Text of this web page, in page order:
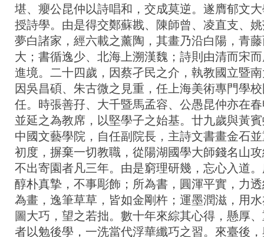
堪、癭公昆仲以詩唱和，交成莫逆。遂膺郁文
授詩學。由是得交鄭蘇戡、陳師曾、凌直支、
夢白諸家，經六載之薰陶，其畫乃沿白陽，青
大；書循逸少、北海上溯漢魏；詩則由清而宋
進境。二十四歲，因蔡孑民之介，執教國立暨
因吳昌碩、朱古微之見重，任上海美術專門學
任。時張善孖、大千暨馬孟容、公愚昆仲亦在
並延之為教席，以堅學子之始基。廿九歲與黃
中國文藝學院，自任副院長，主詩文書畫金石
初度，摒棄一切教職，從陽湖國學大師錢名山
不出寄園者凡三年。由是窮理研幾，忘心入道
醇朴真摯，不事彫飾；所為書，圓渾平實，力
為畫，逸筆草草，皆如金剛杵；運墨潤滋，用
圖大巧，望之若拙。數十年來綜其心得，懸厚
者以勉後學，一洗當代浮華纖巧之習。來臺後